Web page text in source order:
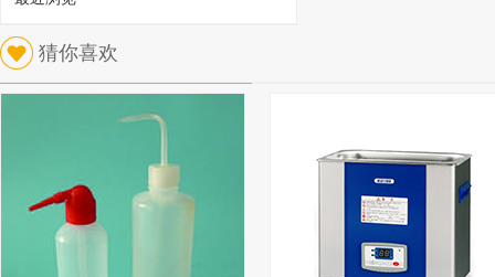
美国克勒Koehler 针入度测定仪 K95590
猜你喜欢